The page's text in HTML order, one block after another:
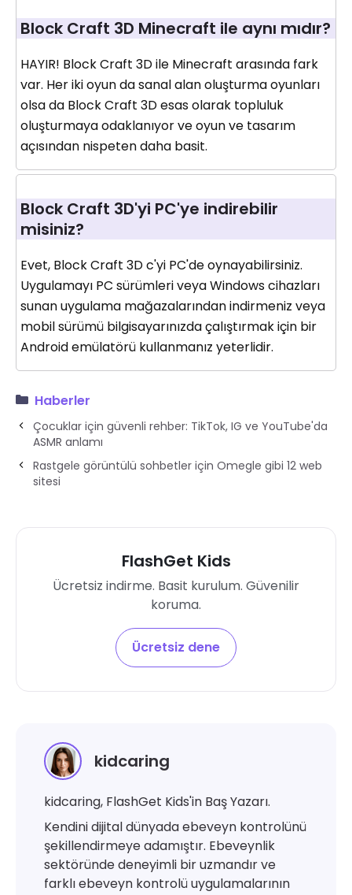
Block Craft 3D Minecraft ile aynı mıdır?
HAYIR! Block Craft 3D ile Minecraft arasında fark
var. Her iki oyun da sanal alan oluşturma oyunları
olsa da Block Craft 3D esas olarak topluluk
oluşturmaya odaklanıyor ve oyun ve tasarım
açısından nispeten daha basit.
Block Craft 3D'yi PC'ye indirebilir
misiniz?
Evet, Block Craft 3D c'yi PC'de oynayabilirsiniz.
Uygulamayı PC sürümleri veya Windows cihazları
sunan uygulama mağazalarından indirmeniz veya
mobil sürümü bilgisayarınızda çalıştırmak için bir
Android emülatörü kullanmanız yeterlidir.
Haberler
Çocuklar için güvenli rehber: TikTok, IG ve YouTube'da
ASMR anlamı
Rastgele görüntülü sohbetler için Omegle gibi 12 web
sitesi
FlashGet Kids
Ücretsiz indirme. Basit kurulum. Güvenilir
koruma.
Ücretsiz dene
kidcaring
kidcaring, FlashGet Kids'in Baş Yazarı.
Kendini dijital dünyada ebeveyn kontrolünü
şekillendirmeye adamıştır. Ebeveynlik
sektöründe deneyimli bir uzmandır ve
farklı ebeveyn kontrolü uygulamalarının